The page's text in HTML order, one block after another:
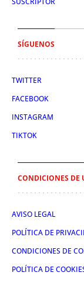
SÍGUENOS
TWITTER
FACEBOOK
INSTAGRAM
TIKTOK
CONDICIONES DE
AVISO LEGAL
POLÍTICA DE
CONDICIONES DE
POLÍTICA DE